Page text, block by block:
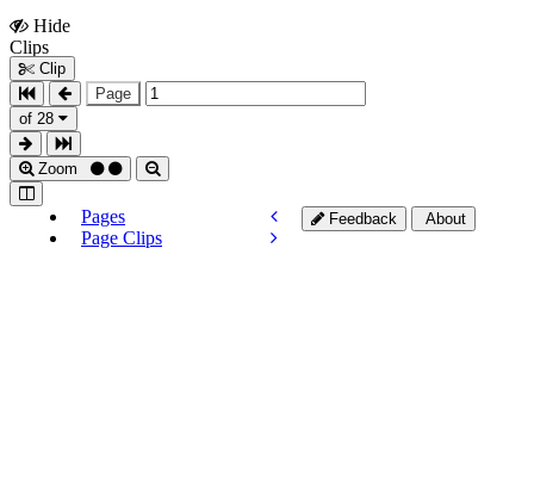
Hide
Clips
Clip
Page
of 28
Zoom
Pages
Page Clips
Feedback About